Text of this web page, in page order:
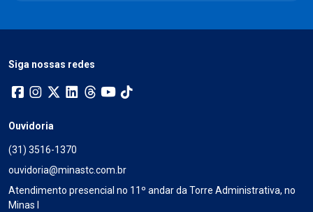
Siga nossas redes
Ouvidoria
(31) 3516-1370
ouvidoria@minastc.com.br
Atendimento presencial no 11º andar da Torre Administrativa, no
Minas I